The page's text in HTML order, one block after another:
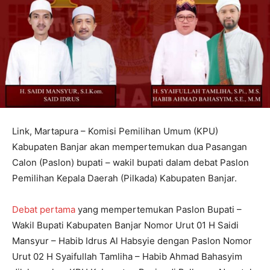
Link, Martapura – Komisi Pemilihan Umum (KPU)
Kabupaten Banjar akan mempertemukan dua Pasangan
Calon (Paslon) bupati – wakil bupati dalam debat Paslon
Pemilihan Kepala Daerah (Pilkada) Kabupaten Banjar.
Debat pertama yang mempertemukan Paslon Bupati –
Wakil Bupati Kabupaten Banjar Nomor Urut 01 H Saidi
Mansyur – Habib Idrus Al Habsyie dengan Paslon Nomor
Urut 02 H Syaifullah Tamliha – Habib Ahmad Bahasyim